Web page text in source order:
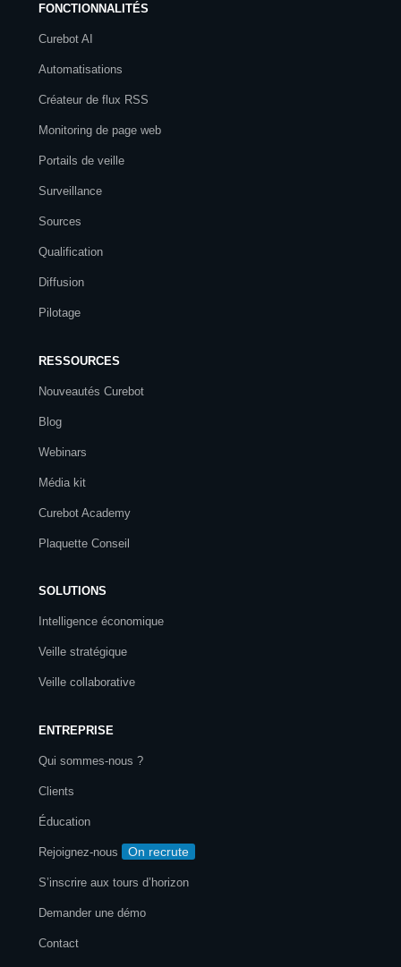
FONCTIONNALITÉS
Curebot AI
Automatisations
Créateur de flux RSS
Monitoring de page web
Portails de veille
Surveillance
Sources
Qualification
Diffusion
Pilotage
RESSOURCES
Nouveautés Curebot
Blog
Webinars
Média kit
Curebot Academy
Plaquette Conseil
SOLUTIONS
Intelligence économique
Veille stratégique
Veille collaborative
ENTREPRISE
Qui sommes-nous ?
Clients
Éducation
Rejoignez-nous On recrute
S’inscrire aux tours d’horizon
Demander une démo
Contact